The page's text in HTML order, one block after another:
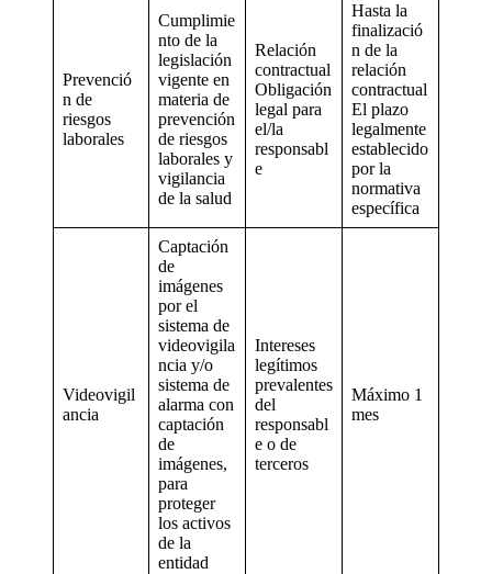
Prevenció
n de
riesgos
laborales
Cumplimie
nto de la
legislación
vigente en
materia de
prevención
de riesgos
laborales y
vigilancia
de la salud
Relación
contractual
Obligación
legal para
el/la
responsabl
e
Hasta la
finalizació
n de la
relación
contractual
El plazo
legalmente
establecido
por la
normativa
específica
Videovigil
ancia
Captación
de
imágenes
por el
sistema de
videovigila
ncia y/o
sistema de
alarma con
captación
de
imágenes,
para
proteger
los activos
de la
entidad
Intereses
legítimos
prevalentes
del
responsabl
e o de
terceros
Máximo 1
mes